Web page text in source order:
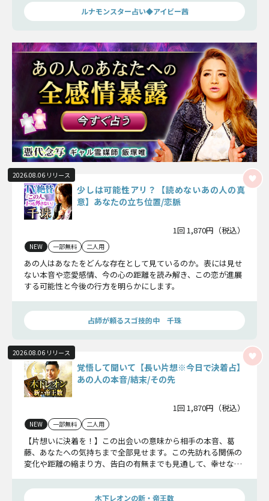
ルナモンスター占い◆アイビー茜
2026.08.06 リリース
少しは可能性アリ？【読めないあの人の真
意】あなたの立ち位置/恋脈
1回 1,870円（税込）
NEW 一部無料 二人用
あの人はあなたをどんな存在として見ているのか。表には見せ
ない本音や恋愛感情、今の心の距離を読み解き、この恋が進展
する可能性と今後の行方を明らかにします。
占師が頼るスゴ技的中 千珠
2026.08.06 リリース
覚悟して聞いて【長い片想※今日で決着占】
あの人の本音/結末/その先
1回 1,870円（税込）
NEW 一部無料 二人用
【片想いに決着を！】この出会いの意味から相手の本音、葛
藤、あなたへの気持ちまで全部見せます。この先訪れる関係の
変化や距離の縮まり方、告白の有無までも見通して、幸せな未
木下レオンの新・帝王数